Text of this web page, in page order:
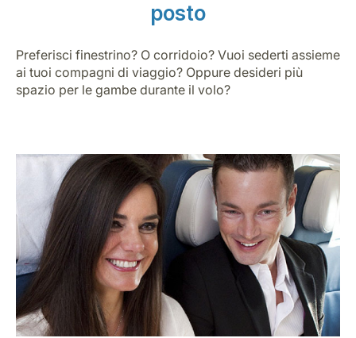
posto
Preferisci finestrino? O corridoio? Vuoi sederti assieme
ai tuoi compagni di viaggio? Oppure desideri più
spazio per le gambe durante il volo?